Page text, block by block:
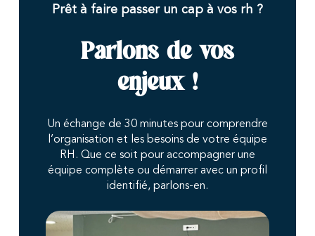
Prêt à faire passer un cap à vos rh ?
Parlons de vos
enjeux !
Un échange de 30 minutes pour comprendre
l’organisation et les besoins de votre équipe
RH. Que ce soit pour accompagner une
équipe complète ou démarrer avec un profil
identifié, parlons-en.